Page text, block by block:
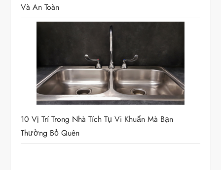
Và An Toàn
10 Vị Trí Trong Nhà Tích Tụ Vi Khuẩn Mà Bạn
Thường Bỏ Quên